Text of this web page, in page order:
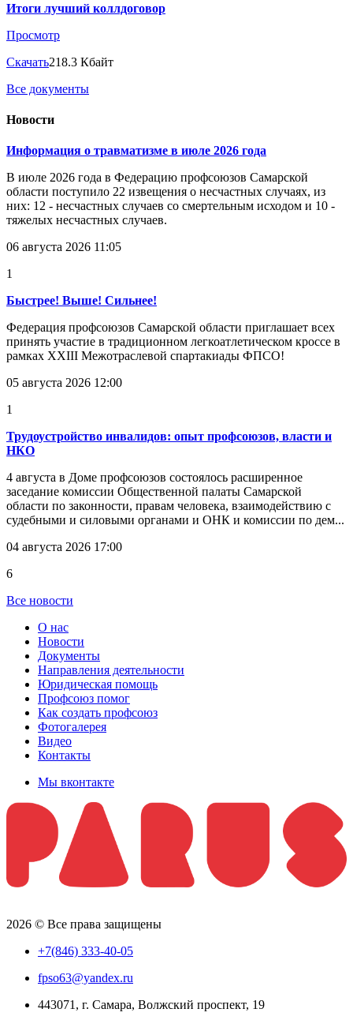
Итоги лучший коллдоговор
Просмотр
Скачать218.3 Кбайт
Все документы
Новости
Информация о травматизме в июле 2026 года
В июле 2026 года в Федерацию профсоюзов Самарской
области поступило 22 извещения о несчастных случаях, из
них: 12 - несчастных случаев со смертельным исходом и 10 -
тяжелых несчастных случаев.
06 августа 2026 11:05
1
Быстрее! Выше! Сильнее!
Федерация профсоюзов Самарской области приглашает всех
принять участие в традиционном легкоатлетическом кроссе в
рамках XXIII Межотраслевой спартакиады ФПСО!
05 августа 2026 12:00
1
Трудоустройство инвалидов: опыт профсоюзов, власти и
НКО
4 августа в Доме профсоюзов состоялось расширенное
заседание комиссии Общественной палаты Самарской
области по законности, правам человека, взаимодействию с
судебными и силовыми органами и ОНК и комиссии по дем...
04 августа 2026 17:00
6
Все новости
О нас
Новости
Документы
Направления деятельности
Юридическая помощь
Профсоюз помог
Как создать профсоюз
Фотогалерея
Видео
Контакты
Мы вконтакте
2026 © Все права защищены
+7(846) 333-40-05
fpso63@yandex.ru
443071, г. Самара, Волжский проспект, 19